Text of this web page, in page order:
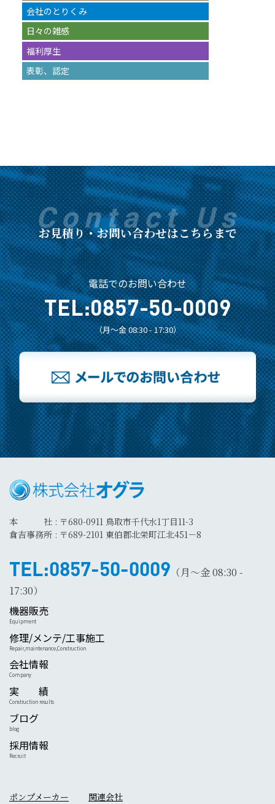
会社のとりくみ
日々の雑感
福利厚生
表彰、認定
お見積り・お問い合わせはこちらまで
電話でのお問い合わせ
TEL:0857-50-0009
（月～金 08:30 - 17:30）
本 社 : 〒680-0911 鳥取市千代水1丁目11-3
倉吉事務所 : 〒689-2101 東伯郡北栄町江北451－8
TEL:0857-50-0009 （月～金 08:30 -
17:30）
機器販売
Equipment
修理/メンテ/工事施工
Repair,maintenance,Construction
会社情報
Company
実 績
Construction results
ブログ
blog
採用情報
Recruit
ポンプメーカー
関連会社